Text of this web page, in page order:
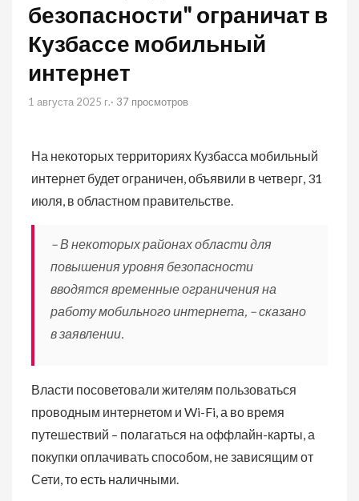
безопасности" ограничат в
Кузбассе мобильный
интернет
1 августа 2025 г.· 37 просмотров
На некоторых территориях Кузбасса мобильный
интернет будет ограничен, объявили в четверг, 31
июля, в областном правительстве.
– В некоторых районах области для
повышения уровня безопасности
вводятся временные ограничения на
работу мобильного интернета, – сказано
в заявлении.
Власти посоветовали жителям пользоваться
проводным интернетом и Wi-Fi, а во время
путешествий – полагаться на оффлайн-карты, а
покупки оплачивать способом, не зависящим от
Сети, то есть наличными.